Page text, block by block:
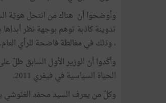
وأوضحوا أنّ هناك من انتحل هويّة
تدوينة كاذبة توهم بوجهة نظر
، وذلك في مغالطة فاضحة للرأي العام.
وأكّدوا أنّ الوزير الأول السابق ظلّ
الحياة السياسية في فيفري 2011.
وكلّ من يعرف السيد محمّد الغنّوشي